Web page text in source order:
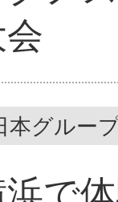
本グルー
で